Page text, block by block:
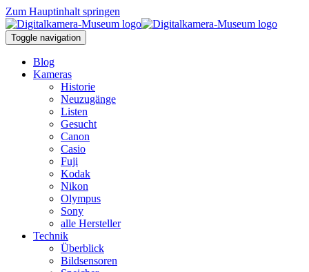
Zum Hauptinhalt springen
Toggle navigation
Blog
Kameras
Historie
Neuzugänge
Listen
Gesucht
Canon
Casio
Fuji
Kodak
Nikon
Olympus
Sony
alle Hersteller
Technik
Überblick
Bildsensoren